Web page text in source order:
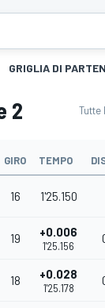
GRIGLIA DI
2 Tutte
GIRO TEMPO
16 1'25.150
19 +0.006
1'25.156
18 +0.028
1'25.178